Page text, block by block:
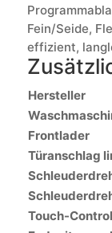
Fein/Seide,
effizient,
Hersteller
Frontlader
Türanschlag
Touch-